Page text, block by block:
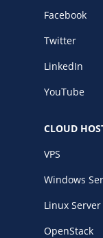
Facebook
Twitter
LinkedIn
YouTube
CLOUD
VPS
Windows
Linux Server
OpenStack